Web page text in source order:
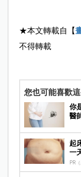
★本文轉載自【
不得轉載
您也可能喜歡
你
醫
起
一
PR